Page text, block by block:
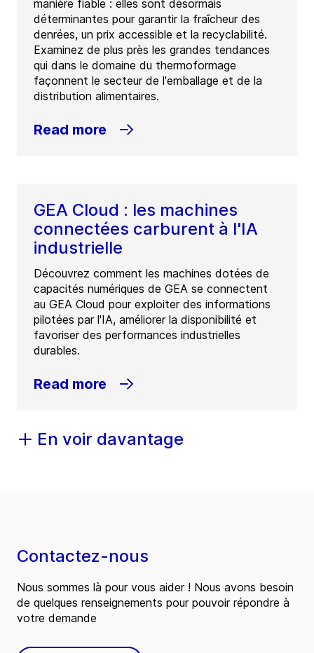
manière fiable : elles sont désormais
déterminantes pour garantir la fraîcheur des
denrées, un prix accessible et la recyclabilité.
Examinez de plus près les grandes tendances
qui dans le domaine du thermoformage
façonnent le secteur de l'emballage et de la
distribution alimentaires.
Read more
GEA Cloud : les machines
connectées carburent à l'IA
industrielle
Découvrez comment les machines dotées de
capacités numériques de GEA se connectent
au GEA Cloud pour exploiter des informations
pilotées par l'IA, améliorer la disponibilité et
favoriser des performances industrielles
durables.
Read more
En voir davantage
Contactez-nous
Nous sommes là pour vous aider ! Nous avons besoin
de quelques renseignements pour pouvoir répondre à
votre demande